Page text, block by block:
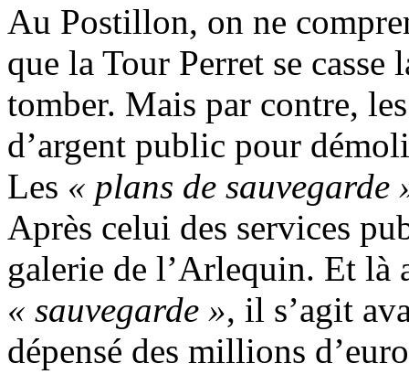
Au Postillon, on ne
que la Tour Perret se casse
tomber. Mais par contre,
d’argent public pour
Les « plans de sauvegarde
Après celui des services
galerie de l’Arlequin. Et là
« sauvegarde », il s’agit
dépensé des millions